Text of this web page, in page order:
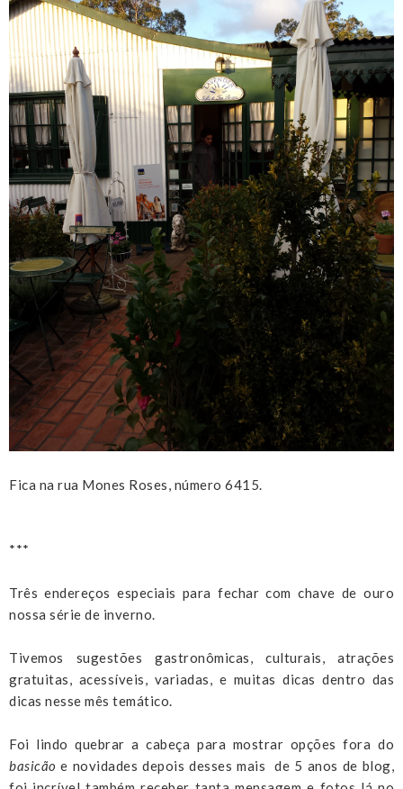
Fica na rua Mones Roses, número 6415.
***
Três endereços especiais para fechar com chave de ouro
nossa série de inverno.
Tivemos sugestões gastronômicas, culturais, atrações
gratuitas, acessíveis, variadas, e muitas dicas dentro das
dicas nesse mês temático.
Foi lindo quebrar a cabeça para mostrar opções fora do
basicão e novidades depois desses mais de 5 anos de blog,